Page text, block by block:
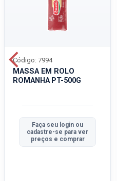
MASSA EM ROLO
ROMANHA PT-500G
Código: 7994
Faça seu login ou
cadastre-se para ver
preços e comprar